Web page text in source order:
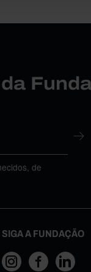
de
SIGA A FUNDAÇÃO